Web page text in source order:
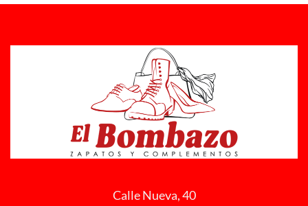
16,00 €
Calle Nueva, 40